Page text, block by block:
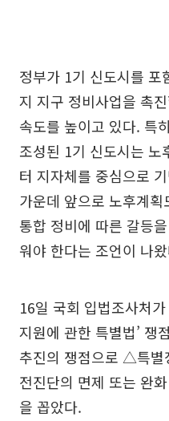
정부가 1기 신도시를 포
지 지구 정비사업을 촉
속도를 높이고 있다. 특
조성된 1기 신도시는 노
터 지자체를 중심으로
가운데 앞으로 노후계
통합 정비에 따른 갈등
워야 한다는 조언이 나
16일 국회 입법조사처
지원에 관한 특별법’ 쟁
추진의 쟁점으로 △특
전진단의 면제 또는 완
을 꼽았다.